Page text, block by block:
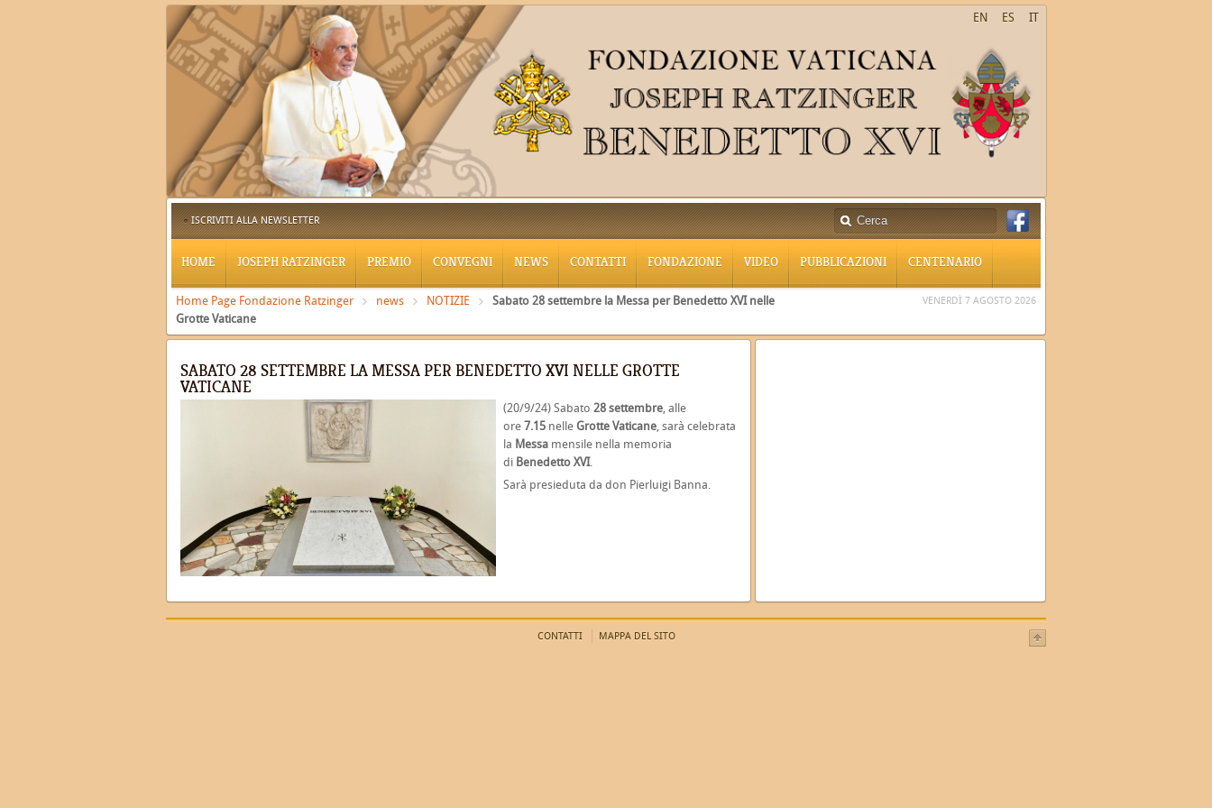
IT
ES
EN
ISCRIVITI ALLA NEWSLETTER
HOME JOSEPH RATZINGER PREMIO CONVEGNI NEWS CONTATTI FONDAZIONE VIDEO PUBBLICAZIONI CENTENARIO
Home Page Fondazione Ratzinger news NOTIZIE
Sabato 28 settembre la Messa per Benedetto XVI nelle
Grotte Vaticane
VENERDÌ 7 AGOSTO 2026
SABATO 28 SETTEMBRE LA MESSA PER BENEDETTO XVI NELLE GROTTE
VATICANE
(20/9/24) Sabato 28 settembre , alle
ore 7.15 nelle Grotte Vaticane , sarà celebrata
la Messa mensile nella memoria
di Benedetto XVI.
Sarà presieduta da don Pierluigi Banna.
CONTATTI MAPPA DEL SITO